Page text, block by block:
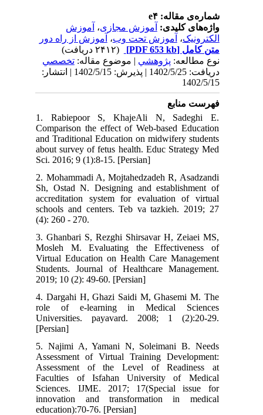
شماره‌ی مقاله: e۴
واژه‌های کلیدی:آموزش مجازی،آموزش
الکترونیک،آموزش تحت وب،آموزش از راه دور
متن کامل[PDF 653 kb]
نوع مطالعه:پژوهشي| موضوع مقاله:تخصصي
دریافت: 1402/5/25 | پذیرش: 1402/5/15 | انتشار:
1402/5/15
فهرست منابع
1. Rabiepoor S, KhajeAli N, Sadeghi E.
Comparison the effect of Web-based Education
and Traditional Education on midwifery students
about survey of fetus health. Educ Strategy Med
Sci. 2016; 9 (1):8-15. [Persian]
2. Mohammadi A, Mojtahedzadeh R, Asadzandi
Sh, Ostad N. Designing and establishment of
accreditation system for evaluation of virtual
schools and centers. Teb va tazkieh. 2019; 27
(4): 260 - 270.
3. Ghanbari S, Rezghi Shirsavar H, Zeiaei MS,
Mosleh M. Evaluating the Effectiveness of
Virtual Education on Health Care Management
Students. Journal of Healthcare Management.
2019; 10 (2): 49-60. [Persian]
4. Dargahi H, Ghazi Saidi M, Ghasemi M. The
role of e-learning in Medical Sciences
Universities. payavard. 2008; 1 (2):20-29.
[Persian]
5. Najimi A, Yamani N, Soleimani B. Needs
Assessment of Virtual Training Development:
Assessment of the Level of Readiness at
Faculties of Isfahan University of Medical
Sciences. IJME. 2017; 17(Special issue for
innovation and transformation in medical
education):70-76. [Persian]